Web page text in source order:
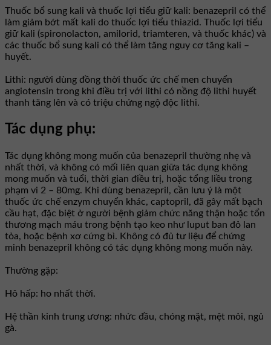
Thuốc bổ sung kali và thuốc lợi tiểu giữ kali: benazepril có thể
làm giảm bớt mất kali do thuốc lợi tiểu thiazid. Thuốc lợi tiểu
giữ kali (spironolacton, amilorid, triamteren, và thuốc khác) và
các thuốc bổ sung kali có thể làm tăng nguy cơ tăng kali –
huyết.
Lithi: người dùng đồng thời thuốc ức chế men chuyển
angiotensin trong khi điều trị với lithi có nồng độ lithi huyết
thanh tăng lên và có triệu chứng ngộ độc lithi.
Tác dụng phụ:
Tác dụng không mong muốn của benazepril thường nhẹ và
nhất thời, và không có mối liên quan giữa tác dụng không
mong muốn và tuổi, thời gian điều trị, hoặc tổng liều trong
phạm vi 2 – 80mg. Khi dùng benazepril, cần lưu ý là một
thuốc ức chế enzym chuyển khác, captopril, đã gây mất bạch
cầu hạt, đặc biệt ở người bệnh giảm chức năng thận hoặc tổn
thương mạch máu trong bệnh tạo keo như luput ban đỏ lan
tỏa, hoặc bệnh xơ cứng bì. Không có đủ tư liệu để chứng
minh benazepril không có tác dụng không mong muốn này.
Thường gặp:
Hô hấp: ho nhất thời.
Hệ thần kinh trung ương: nhức đầu, chóng mặt, mệt mỏi, ngủ
gà.